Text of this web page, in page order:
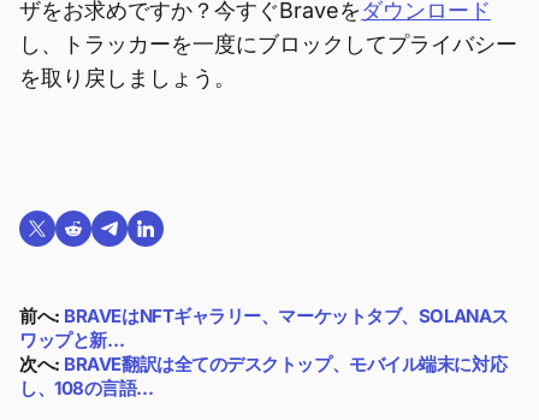
ザをお求めですか？今すぐBraveをダウンロード
し、トラッカーを一度にブロックしてプライバシー
を取り戻しましょう。
Twitterで共有する
Reddit で共有
Telegramで共有
LinkedInで共有
前へ: BRAVEはNFTギャラリー、マーケットタブ、SOLANAス
ワップと新…
次へ: BRAVE翻訳は全てのデスクトップ、モバイル端末に対応
し、108の言語…